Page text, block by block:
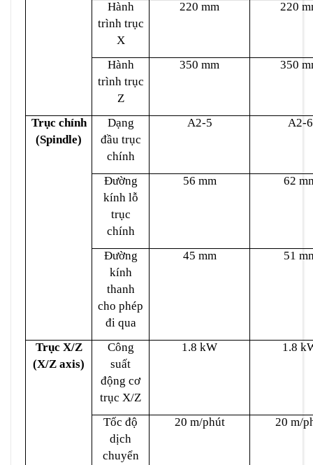
Hành
trình trục
X
220 mm 220
Hành
trình trục
Z
350 mm 350
Trục chính
(Spindle)
Dạng
đầu trục
chính
A2-5 A2-6
Đường
kính lỗ
trục
chính
56 mm 62
Đường
kính
thanh
cho phép
đi qua
45 mm 51
Trục X/Z
(X/Z axis)
Công
suất
động cơ
trục X/Z
1.8 kW 1.8
Tốc độ
dịch
chuyển
20 m/phút 20 m/